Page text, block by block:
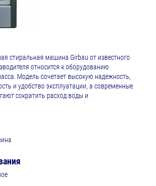
стиральная машина Girbau от известного
относится к оборудованию
Модель сочетает высокую надежность,
и удобство эксплуатации, а современные
сократить расход воды и